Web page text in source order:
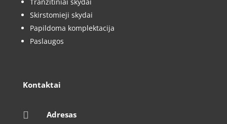
Skirstomieji skydai
Papildoma komplektacija
Paslaugos
Kontaktai
 Adresas